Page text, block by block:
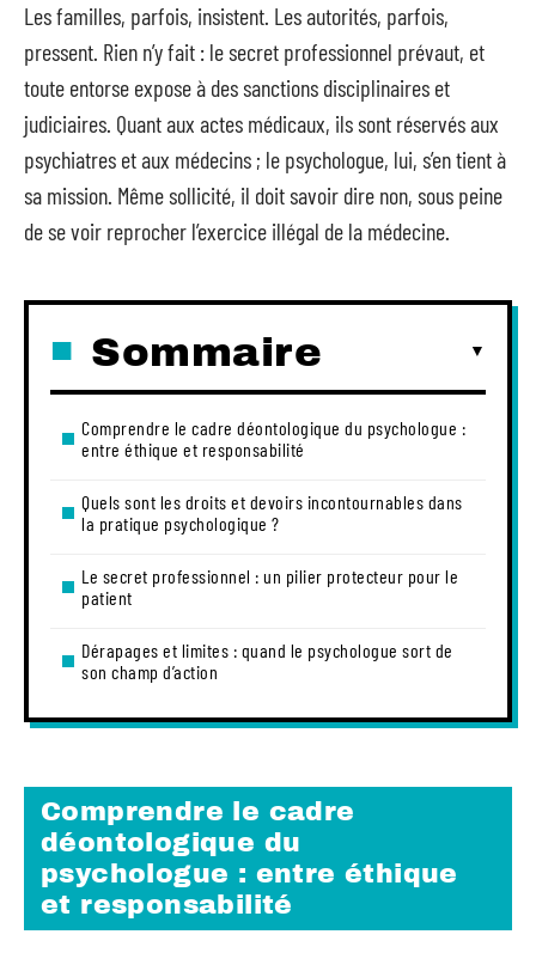
Les familles, parfois, insistent. Les autorités, parfois,
pressent. Rien n’y fait : le secret professionnel prévaut, et
toute entorse expose à des sanctions disciplinaires et
judiciaires. Quant aux actes médicaux, ils sont réservés aux
psychiatres et aux médecins ; le psychologue, lui, s’en tient à
sa mission. Même sollicité, il doit savoir dire non, sous peine
de se voir reprocher l’exercice illégal de la médecine.
Sommaire
Comprendre le cadre déontologique du psychologue :
entre éthique et responsabilité
Quels sont les droits et devoirs incontournables dans
la pratique psychologique ?
Le secret professionnel : un pilier protecteur pour le
patient
Dérapages et limites : quand le psychologue sort de
son champ d’action
Comprendre le cadre
déontologique du
psychologue : entre éthique
et responsabilité